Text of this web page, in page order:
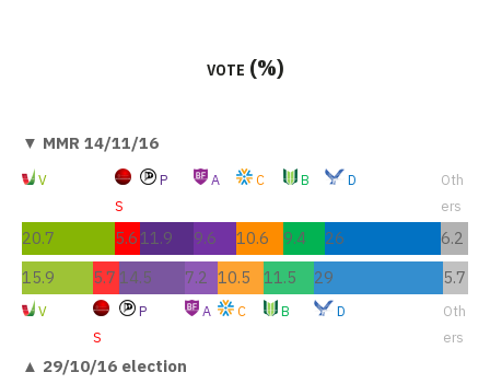
vote (%)
▼ MMR 14/11/16
V
S
P A C B D
Oth
ers
20.7 5.6 11.9 9.6 10.6 9.4 26
6.2
15.9
5.7 14.5 7.2 10.5 11.5 29 5.7
V
S
P A C B D
Oth
ers
▲ 29/10/16 election